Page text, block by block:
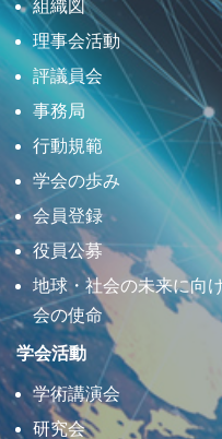
組織図
理事会活動
評議員会
事務局
行動規範
学会の歩み
会員登録
役員公募
地球・社会の未来に向
会の使命
学会活動
学術講演会
研究会